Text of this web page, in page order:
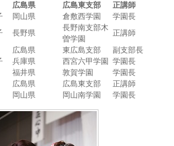
広島県 広島東支部
正講師
岡山県 倉敷西学園
学園長
長野県
長野南支部木
曽学園
正講師
広島県 東広島支部
副支部長
兵庫県 西宮六甲学園
学園長
福井県 敦賀学園
学園長
広島県 広島東支部
正講師
岡山県 岡山南学園 学園長